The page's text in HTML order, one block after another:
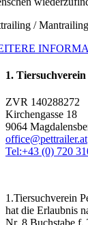
/
1.
ZVR 140288272
Kirchengasse 18
9064
office@pettrailer.at
Tel:+43 (0) 720
1.Tiersuchverein
hat die Erlaubnis